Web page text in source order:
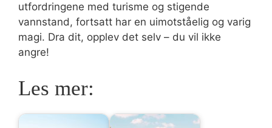
utfordringene med turisme og stigende
vannstand, fortsatt har en uimotståelig og varig
magi. Dra dit, opplev det selv – du vil ikke
angre!
Les mer: